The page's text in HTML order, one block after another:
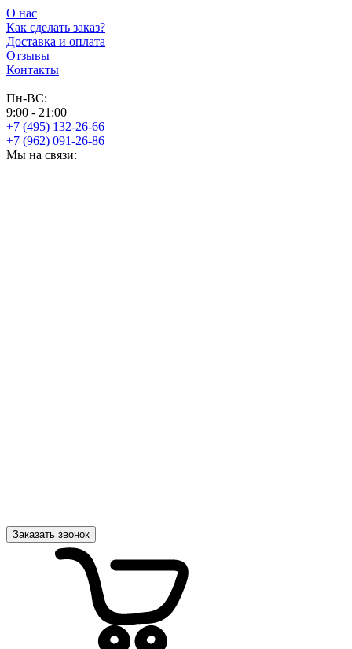
О нас
Как сделать заказ?
Доставка и оплата
Отзывы
Контакты
Пн-ВС:
9:00 - 21:00
+7 (495) 132-26-66
+7 (962) 091-26-86
Мы на связи:
Заказать звонок